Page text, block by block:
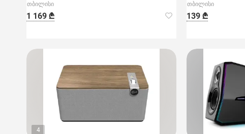
თბილისი
1 169 ₾
თბილისი
139 ₾
4